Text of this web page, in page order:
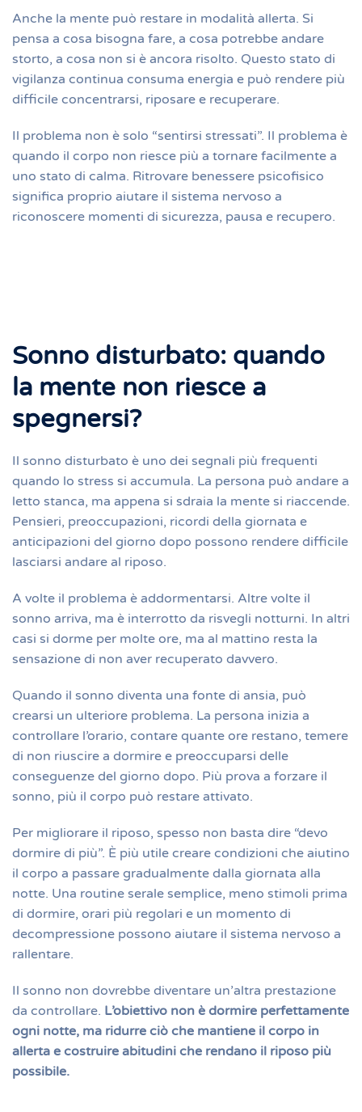
Anche la mente può restare in modalità allerta. Si
pensa a cosa bisogna fare, a cosa potrebbe andare
storto, a cosa non si è ancora risolto. Questo stato di
vigilanza continua consuma energia e può rendere più
difficile concentrarsi, riposare e recuperare.
Il problema non è solo “sentirsi stressati”. Il problema è
quando il corpo non riesce più a tornare facilmente a
uno stato di calma. Ritrovare benessere psicofisico
significa proprio aiutare il sistema nervoso a
riconoscere momenti di sicurezza, pausa e recupero.
Sonno disturbato: quando
la mente non riesce a
spegnersi?
Il sonno disturbato è uno dei segnali più frequenti
quando lo stress si accumula. La persona può andare a
letto stanca, ma appena si sdraia la mente si riaccende.
Pensieri, preoccupazioni, ricordi della giornata e
anticipazioni del giorno dopo possono rendere difficile
lasciarsi andare al riposo.
A volte il problema è addormentarsi. Altre volte il
sonno arriva, ma è interrotto da risvegli notturni. In altri
casi si dorme per molte ore, ma al mattino resta la
sensazione di non aver recuperato davvero.
Quando il sonno diventa una fonte di ansia, può
crearsi un ulteriore problema. La persona inizia a
controllare l’orario, contare quante ore restano, temere
di non riuscire a dormire e preoccuparsi delle
conseguenze del giorno dopo. Più prova a forzare il
sonno, più il corpo può restare attivato.
Per migliorare il riposo, spesso non basta dire “devo
dormire di più”. È più utile creare condizioni che aiutino
il corpo a passare gradualmente dalla giornata alla
notte. Una routine serale semplice, meno stimoli prima
di dormire, orari più regolari e un momento di
decompressione possono aiutare il sistema nervoso a
rallentare.
Il sonno non dovrebbe diventare un’altra prestazione
da controllare. L’obiettivo non è dormire perfettamente
ogni notte, ma ridurre ciò che mantiene il corpo in
allerta e costruire abitudini che rendano il riposo più
possibile.